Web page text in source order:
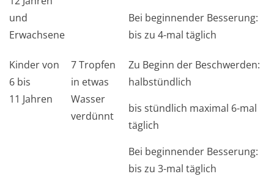
und
Erwachsene
Bei beginnender Besserung:
bis zu 4-mal täglich
Kinder von
6 bis
11 Jahren
7 Tropfen
in etwas
Wasser
verdünnt
Zu Beginn der Beschwerden:
halbstündlich
bis stündlich maximal 6-mal
täglich
Bei beginnender Besserung:
bis zu 3-mal täglich